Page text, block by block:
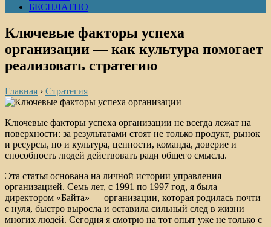
БЕСПЛАТНО
Ключевые факторы успеха
организации — как культура помогает
реализовать стратегию
Главная › Стратегия
Ключевые факторы успеха организации не всегда лежат на
поверхности: за результатами стоят не только продукт, рынок
и ресурсы, но и культура, ценности, команда, доверие и
способность людей действовать ради общего смысла.
Эта статья основана на личной истории управления
организацией. Семь лет, с 1991 по 1997 год, я была
директором «Байта» — организации, которая родилась почти
с нуля, быстро выросла и оставила сильный след в жизни
многих людей. Сегодня я смотрю на тот опыт уже не только с